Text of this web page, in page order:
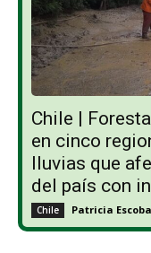
Chile |
en cinco
lluvias que
del país con
Chile Patricia